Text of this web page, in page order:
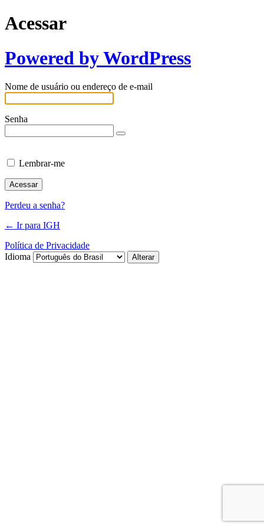
Acessar
Powered by WordPress
Nome de usuário ou endereço de e-mail
Senha
Lembrar-me
Perdeu a senha?
← Ir para IGH
Política de Privacidade
Idioma